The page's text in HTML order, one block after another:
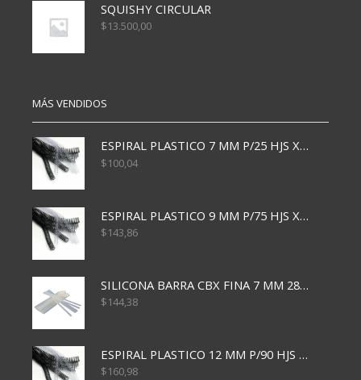
SQUISHY CIRCULAR
$13.500,00
MÁS VENDIDOS
ESPIRAL PLASTICO 7 MM P/25 HJS X50x3000
$100,04
ESPIRAL PLASTICO 9 MM P/75 HJS X50X2400
$143,86
SILICONA BARRA CBX FINA 7 MM 28 CM
$144,38
ESPIRAL PLASTICO 12 MM P/90 HJS X50X1500
$160,98